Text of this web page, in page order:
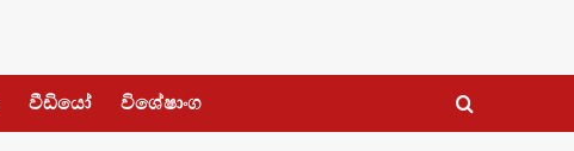
වීඩියෝ විශේෂාංග